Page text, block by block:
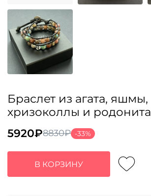
Браслет из агата, яшмы,
хризоколлы и родонита
8830₽
Первоначальная
цена
составляла
8830₽.
5920₽
Текущая
цена:
5920₽.
-33%
В КОРЗИНУ